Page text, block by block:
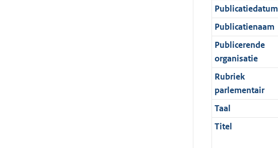
Publicatiedatum
Publicatienaam
Publicerende
organisatie
Rubriek
parlementair
Taal
Titel